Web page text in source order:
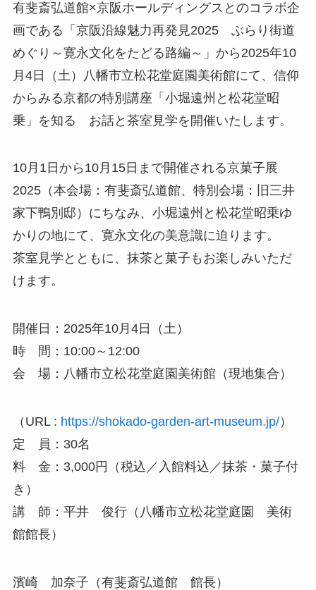
有斐斎弘道館×京阪ホールディングスとのコラボ企
画である「京阪沿線魅力再発見2025 ぶらり街道
めぐり～寛永文化をたどる路編～」から2025年10
月4日（土）八幡市立松花堂庭園美術館にて、信仰
からみる京都の特別講座「小堀遠州と松花堂昭
乗」を知る お話と茶室見学を開催いたします。
10月1日から10月15日まで開催される京菓子展
2025（本会場：有斐斎弘道館、特別会場：旧三井
家下鴨別邸）にちなみ、小堀遠州と松花堂昭乗ゆ
かりの地にて、寛永文化の美意識に迫ります。
茶室見学とともに、抹茶と菓子もお楽しみいただ
けます。
開催日：2025年10月4日（土）
時 間：10:00～12:00
会 場：八幡市立松花堂庭園美術館（現地集合）
（URL : https://shokado-garden-art-museum.jp/）
定 員：30名
料 金：3,000円（税込／入館料込／抹茶・菓子付
き）
講 師：平井 俊行（八幡市立松花堂庭園 美術
館館長）
濱崎 加奈子（有斐斎弘道館 館長）